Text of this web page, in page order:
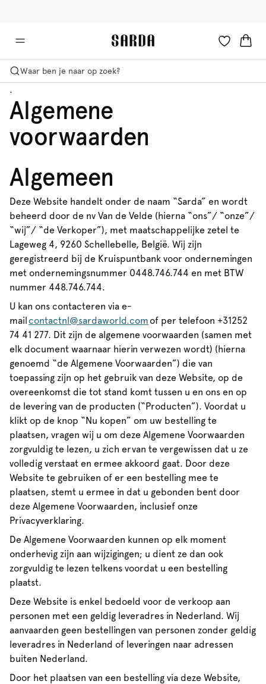
Waar ben je naar op zoek?
.
Algemene
voorwaarden
Algemeen
Deze Website handelt onder de naam “Sarda” en wordt
beheerd door de nv Van de Velde (hierna “ons”/ “onze”/
“wij”/ “de Verkoper”), met maatschappelijke zetel te
Lageweg 4, 9260 Schellebelle, België. Wij zijn
geregistreerd bij de Kruispuntbank voor ondernemingen
met ondernemingsnummer 0448.746.744 en met BTW
nummer 448.746.744.
U kan ons contacteren via e-
mail contactnl@sardaworld.com of per telefoon +31252
74 41 277. Dit zijn de algemene voorwaarden (samen met
elk document waarnaar hierin verwezen wordt) (hierna
genoemd “de Algemene Voorwaarden”) die van
toepassing zijn op het gebruik van deze Website, op de
overeenkomst die tot stand komt tussen u en ons en op
de levering van de producten (“Producten”). Voordat u
klikt op de knop “Nu kopen” om uw bestelling te
plaatsen, vragen wij u om deze Algemene Voorwaarden
zorgvuldig te lezen, u zich ervan te vergewissen dat u ze
volledig verstaat en ermee akkoord gaat. Door deze
Website te gebruiken of er een bestelling mee te
plaatsen, stemt u ermee in dat u gebonden bent door
deze Algemene Voorwaarden, inclusief onze
Privacyverklaring.
De Algemene Voorwaarden kunnen op elk moment
onderhevig zijn aan wijzigingen; u dient ze dan ook
zorgvuldig te lezen telkens voordat u een bestelling
plaatst.
Deze Website is enkel bedoeld voor de verkoop aan
personen met een geldig leveradres in Nederland. Wij
aanvaarden geen bestellingen van personen zonder geldig
leveradres in Nederland of leveringen naar adressen
buiten Nederland.
Door het plaatsen van een bestelling via deze Website,